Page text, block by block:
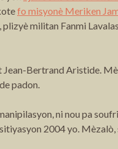
fo misyonè Meriken
militan Fanmi
Bertrand Aristide.
padon.
ni nou pa
2004 yo.